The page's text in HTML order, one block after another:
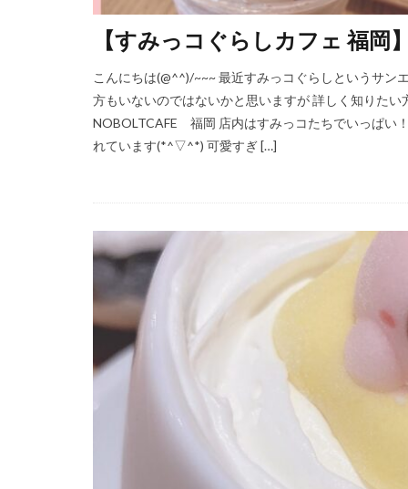
【すみっコぐらしカフェ 福
こんにちは(@^^)/~~~ 最近すみっコぐらしというサン
方もいないのではないかと思いますが 詳しく知り
NOBOLTCAFE 福岡 店内はすみっコたちでいっぱい
れています(*^▽^*) 可愛すぎ […]